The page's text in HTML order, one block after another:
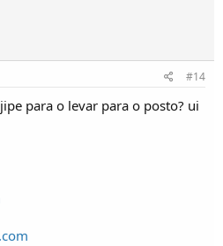
#14
para o levar para o posto? ui